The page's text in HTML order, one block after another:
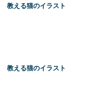
教える猫のイラスト
教える猫のイラスト